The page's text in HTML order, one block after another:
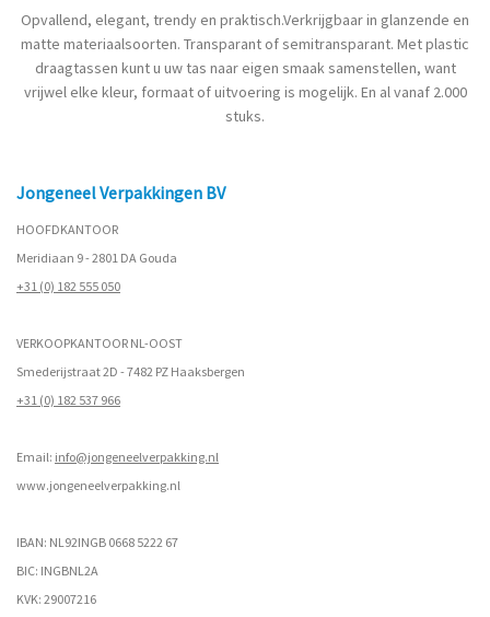
Opvallend, elegant, trendy en praktisch.Verkrijgbaar in glanzende en
matte materiaalsoorten. Transparant of semitransparant. Met plastic
draagtassen kunt u uw tas naar eigen smaak samenstellen, want
vrijwel elke kleur, formaat of uitvoering is mogelijk. En al vanaf 2.000
stuks.
Jongeneel Verpakkingen BV
HOOFDKANTOOR
Meridiaan 9 - 2801 DA Gouda
+31 (0) 182 555 050
VERKOOPKANTOOR NL-OOST
Smederijstraat 2D - 7482 PZ Haaksbergen
+31 (0) 182 537 966
Email: info@jongeneelverpakking.nl
www.jongeneelverpakking.nl
IBAN: NL92INGB 0668 5222 67
BIC: INGBNL2A
KVK: 29007216